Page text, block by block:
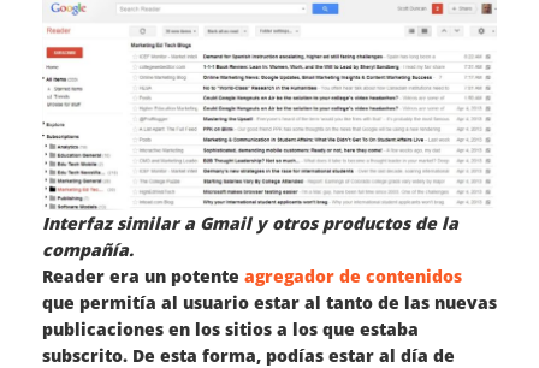
Interfaz similar a Gmail y otros productos de la
compañía.
Reader era un potente agregador de contenidos
que permitía al usuario estar al tanto de las nuevas
publicaciones en los sitios a los que estaba
subscrito. De esta forma, podías estar al día de